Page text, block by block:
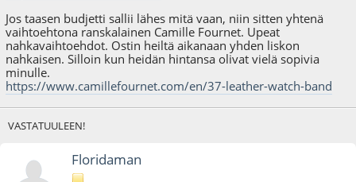
Jos taasen budjetti sallii lähes mitä vaan, niin sitten yhtenä
vaihtoehtona ranskalainen Camille Fournet. Upeat
nahkavaihtoehdot. Ostin heiltä aikanaan yhden liskon
nahkaisen. Silloin kun heidän hintansa olivat vielä sopivia
minulle.
https://www.camillefournet.com/en/37-leather-watch-band
VASTATUULEEN!
Floridaman